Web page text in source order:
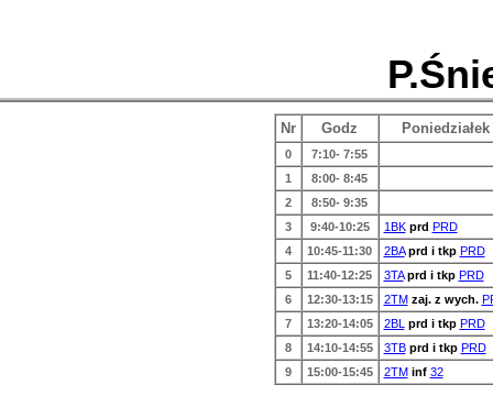
Nr Godz Poniedziałek
0
7:10- 7:55
1
8:00- 8:45
2
8:50- 9:35
3
9:40-10:25 1BK prd PRD
4
10:45-11:30 2BA prd i tkp PRD
5
11:40-12:25 3TA prd i tkp PRD
6
12:30-13:15 2TM zaj. z wych.
7
13:20-14:05 2BL prd i tkp PRD
8
14:10-14:55 3TB prd i tkp PRD
9
15:00-15:45 2TM inf 32